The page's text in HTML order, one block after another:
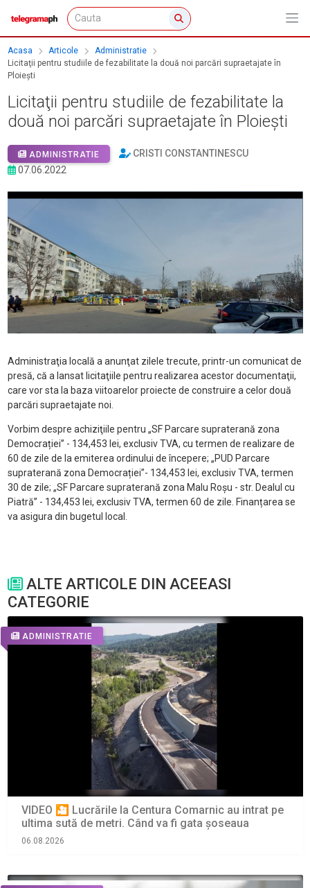
Acasa Articole
Administratie
Licitaţii pentru studiile de fezabilitate la două noi parcări supraetajate în
Ploieşti
Licitaţii pentru studiile de fezabilitate la
două noi parcări supraetajate în Ploieşti
ADMINISTRATIE
CRISTI CONSTANTINESCU
07.06.2022
Administraţia locală a anunţat zilele trecute, printr-un comunicat de
presă, că a lansat licitaţiile pentru realizarea acestor documentaţii,
care vor sta la baza viitoarelor proiecte de construire a celor două
parcări supraetajate noi.
Vorbim despre achiziţiile pentru „SF Parcare supraterană zona
Democrației” - 134,453 lei, exclusiv TVA, cu termen de realizare de
60 de zile de la emiterea ordinului de începere; „PUD Parcare
supraterană zona Democrației”- 134,453 lei, exclusiv TVA, termen
30 de zile; „SF Parcare supraterană zona Malu Roșu - str. Dealul cu
Piatră” - 134,453 lei, exclusiv TVA, termen 60 de zile. Finanțarea se
va asigura din bugetul local.
ALTE ARTICOLE DIN ACEEASI
CATEGORIE
ADMINISTRATIE
VIDEO 🎦 Lucrările la Centura Comarnic au intrat pe
ultima sută de metri. Când va fi gata șoseaua
06.08.2026